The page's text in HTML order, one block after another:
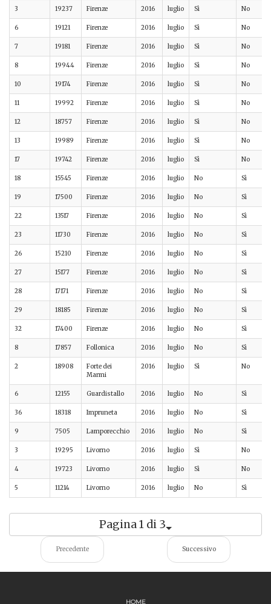
3 19237 Firenze 2016 luglio Sì No
6 19121 Firenze 2016 luglio Sì No
7 19181 Firenze 2016 luglio Sì No
8 19944 Firenze 2016 luglio Sì No
10 19174 Firenze 2016 luglio Sì No
11 19992 Firenze 2016 luglio Sì No
12 18757 Firenze 2016 luglio Sì No
13 19989 Firenze 2016 luglio Sì No
17 19742 Firenze 2016 luglio Sì No
18 15545 Firenze 2016 luglio No Sì
19 17500 Firenze 2016 luglio No Sì
22 13517 Firenze 2016 luglio No Sì
23 11730 Firenze 2016 luglio No Sì
26 15210 Firenze 2016 luglio No Sì
27 15177 Firenze 2016 luglio No Sì
28 17171 Firenze 2016 luglio No Sì
29 18185 Firenze 2016 luglio No Sì
32 17400 Firenze 2016 luglio No Sì
8 17857 Follonica 2016 luglio No Sì
2 18908
Forte dei
Marmi
2016 luglio Sì No
6 12155 Guardistallo 2016 luglio No Sì
36 18318 Impruneta 2016 luglio No Sì
9 7505 Lamporecchio 2016 luglio No Sì
3 19295 Livorno 2016 luglio Sì No
4 19723 Livorno 2016 luglio Sì No
5 11214 Livorno 2016 luglio No Sì
Pagina 1 di 3
Precedente Successivo
HOME